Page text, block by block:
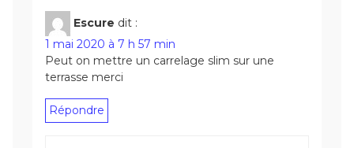
Escure dit :
1 mai 2020 à 7 h 57 min
Peut on mettre un carrelage slim sur une
terrasse merci
Répondre